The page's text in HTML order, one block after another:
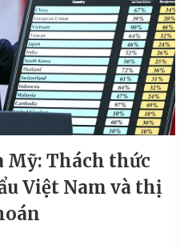
Mỹ: Thách thức
Việt Nam và thị